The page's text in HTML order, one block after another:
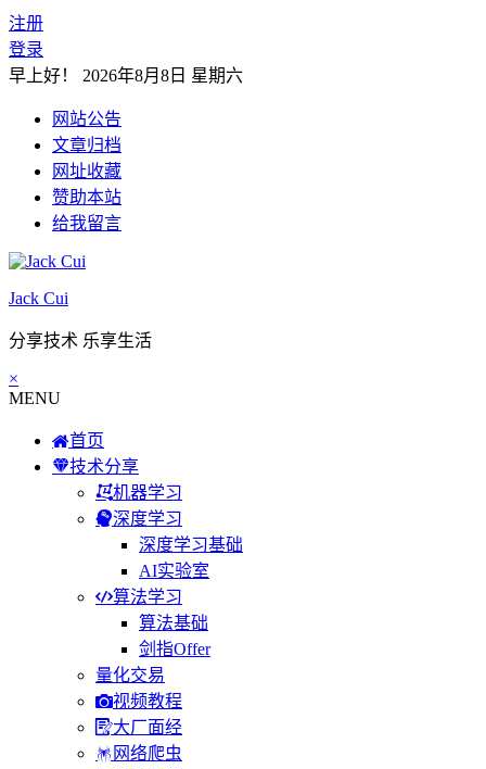
注册
登录
早上好！ 2026年8月8日 星期六
网站公告
文章归档
网址收藏
赞助本站
给我留言
Jack Cui
分享技术 乐享生活
×
MENU
首页
技术分享
机器学习
深度学习
深度学习基础
AI实验室
算法学习
算法基础
剑指Offer
量化交易
视频教程
大厂面经
网络爬虫